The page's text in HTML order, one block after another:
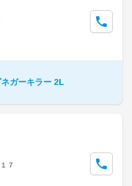
ガーキラー 2L
７